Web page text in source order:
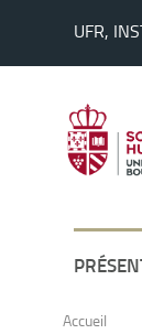
UFR,
Accueil